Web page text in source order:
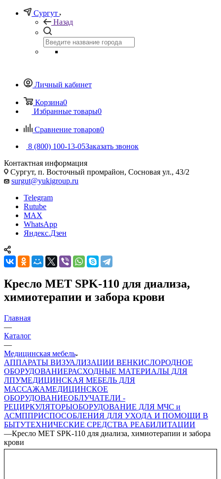
Сургут
Назад
Личный кабинет
Корзина0
Избранные товары0
Сравнение товаров0
8 (800) 100-13-05Заказать звонок
Контактная информация
Сургут, п. Восточный промрайон, Сосновая ул., 43/2
surgut@yukigroup.ru
Telegram
Rutube
MAX
WhatsApp
Яндекс.Дзен
Кресло MET SPK-110 для диализа,
химиотерапии и забора крови
Главная
—
Каталог
—
Медицинская мебель
АППАРАТЫ ВИЗУАЛИЗАЦИИ ВЕНКИСЛОРОДНОЕ
ОБОРУДОВАНИЕРАСХОДНЫЕ МАТЕРИАЛЫ ДЛЯ
ЛПУМЕДИЦИНСКАЯ МЕБЕЛЬ ДЛЯ
МАССАЖАМЕДИЦИНСКОЕ
ОБОРУДОВАНИЕОБЛУЧАТЕЛИ -
РЕЦИРКУЛЯТОРЫОБОРУДОВАНИЕ ДЛЯ МЧС и
АСМППРИСПОСОБЛЕНИЯ ДЛЯ УХОДА И ПОМОЩИ В
БЫТУТЕХНИЧЕСКИЕ СРЕДСТВА РЕАБИЛИТАЦИИ
—Кресло MET SPK-110 для диализа, химиотерапии и забора
крови